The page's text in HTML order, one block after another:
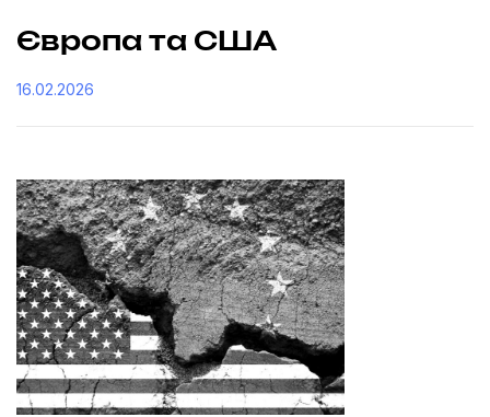
Європа та США
16.02.2026